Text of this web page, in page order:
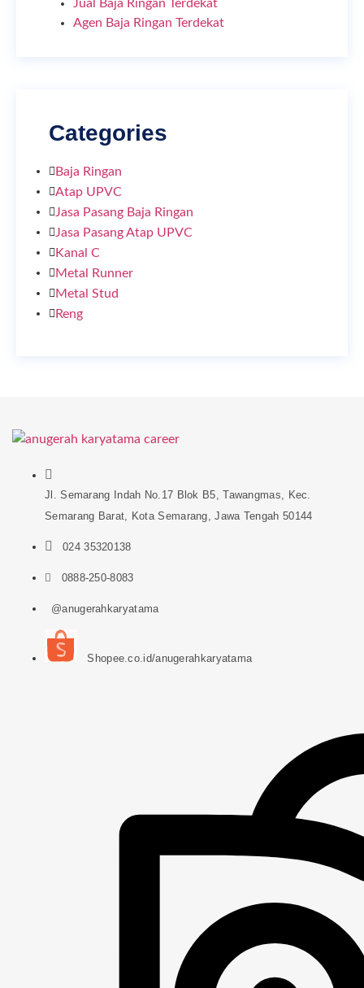
Jual Baja Ringan Terdekat
Agen Baja Ringan Terdekat
Categories
Baja Ringan
Atap UPVC
Jasa Pasang Baja Ringan
Jasa Pasang Atap UPVC
Kanal C
Metal Runner
Metal Stud
Reng
Jl. Semarang Indah No.17 Blok B5, Tawangmas, Kec.
Semarang Barat, Kota Semarang, Jawa Tengah 50144
024 35320138
0888-250-8083
@anugerahkaryatama
Shopee.co.id/anugerahkaryatama